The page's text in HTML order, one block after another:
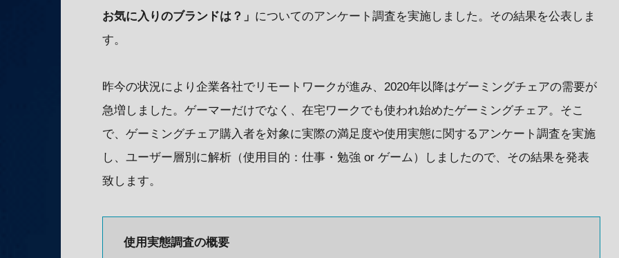
お気に入りのブランドは？」 についてのアンケート調査を実施しました。その結果を公表しま
す。
昨今の状況により企業各社でリモートワークが進み、2020年以降はゲーミングチェアの需要が
急増しました。ゲーマーだけでなく、在宅ワークでも使われ始めたゲーミングチェア。そこ
で、ゲーミングチェア購入者を対象に実際の満足度や使用実態に関するアンケート調査を実施
し、ユーザー層別に解析（使用目的：仕事・勉強 or ゲーム）しましたので、その結果を発表
致します。
使用実態調査の概要